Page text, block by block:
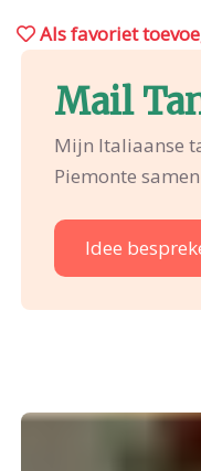
Als favoriet
Mail
Mijn Italiaanse
Piemonte
Idee